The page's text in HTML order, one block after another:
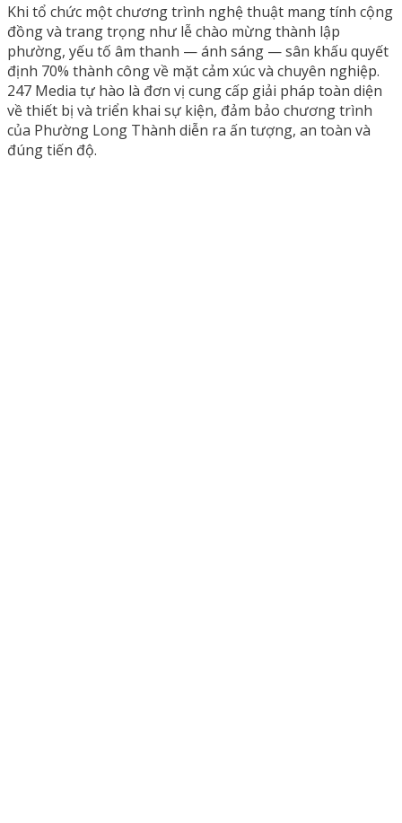
Khi tổ chức một chương trình nghệ thuật mang tính cộng
đồng và trang trọng như lễ chào mừng thành lập
phường, yếu tố âm thanh — ánh sáng — sân khấu quyết
định 70% thành công về mặt cảm xúc và chuyên nghiệp.
247 Media tự hào là đơn vị cung cấp giải pháp toàn diện
về thiết bị và triển khai sự kiện, đảm bảo chương trình
của Phường Long Thành diễn ra ấn tượng, an toàn và
đúng tiến độ.